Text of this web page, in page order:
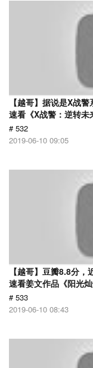
【越哥】据说是X战
速看《X战警：逆转未
# 532
2019-06-10 09:05
【越哥】豆瓣8.8分
速看姜文作品《阳光灿
# 533
2019-06-10 08:43